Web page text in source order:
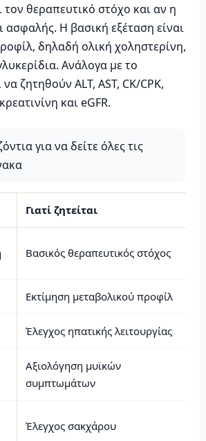
τον θεραπευτικό στόχο και αν η
Η βασική εξέταση είναι
δηλαδή ολική χοληστερίνη,
Ανάλογα με το
ζητηθούν ALT, AST, CK/CPK,
και eGFR.
για να δείτε όλες τις
Γιατί ζητείται
Βασικός θεραπευτικός στόχος
Εκτίμηση μεταβολικού προφίλ
Έλεγχος ηπατικής λειτουργίας
Αξιολόγηση μυϊκών
συμπτωμάτων
Έλεγχος σακχάρου